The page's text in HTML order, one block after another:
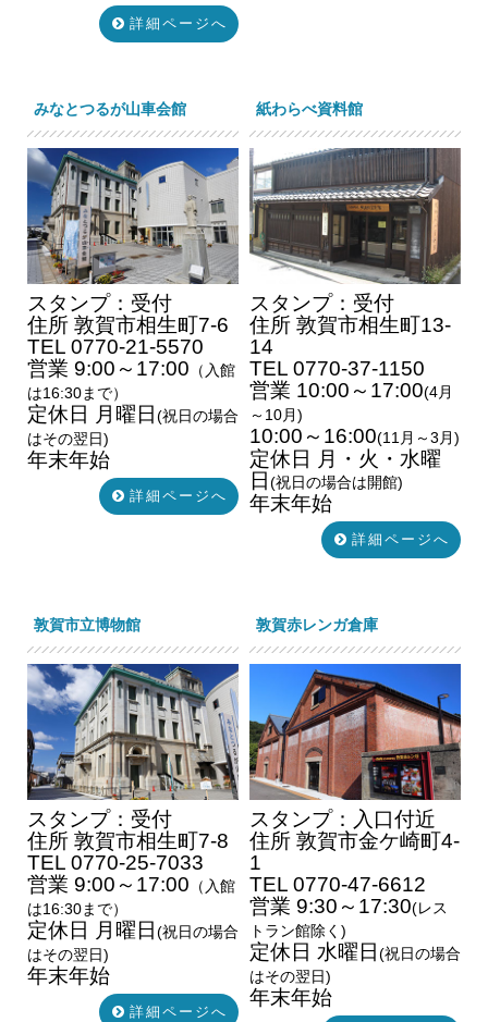
詳細ページへ
みなとつるが山車会館
スタンプ：受付
住所 敦賀市相生町7-6
TEL 0770-21-5570
営業 9:00～17:00 （入館
は16:30まで）
定休日 月曜日(祝日の場合
はその翌日)
年末年始
詳細ページへ
紙わらべ資料館
スタンプ：受付
住所 敦賀市相生町13-
14
TEL 0770-37-1150
営業 10:00～17:00(4月
～10月)
10:00～16:00(11月～3月)
定休日 月・火・水曜
日(祝日の場合は開館)
年末年始
詳細ページへ
敦賀市立博物館
スタンプ：受付
住所 敦賀市相生町7-8
TEL 0770-25-7033
営業 9:00～17:00 （入館
は16:30まで）
定休日 月曜日(祝日の場合
はその翌日)
年末年始
詳細ページへ
敦賀赤レンガ倉庫
スタンプ：入口付近
住所 敦賀市金ケ崎町4-
1
TEL 0770-47-6612
営業 9:30～17:30(レス
トラン館除く)
定休日 水曜日(祝日の場合
はその翌日)
年末年始